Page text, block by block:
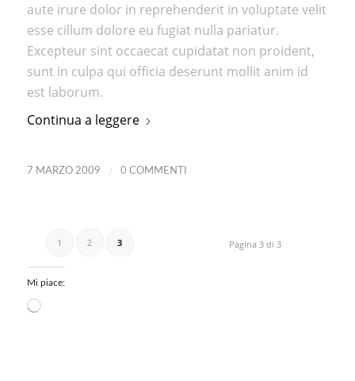
aute irure dolor in reprehenderit in voluptate velit
esse cillum dolore eu fugiat nulla pariatur.
Excepteur sint occaecat cupidatat non proident,
sunt in culpa qui officia deserunt mollit anim id
est laborum.
Continua a leggere
7 MARZO 2009 / 0 COMMENTI
Pagina 3 di 3
1 2 3
Mi piace: